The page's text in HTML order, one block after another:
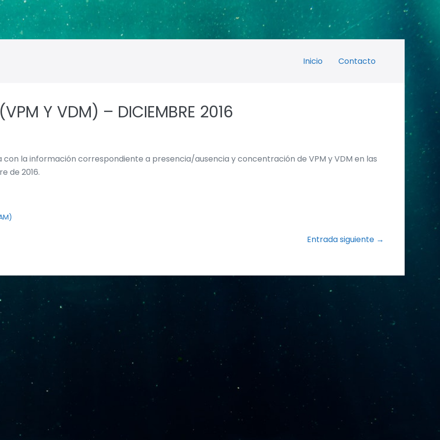
Inicio Contacto
Y VDM) – DICIEMBRE 2016
la información correspondiente a presencia/ausencia y concentración de VPM y VDM en las
de 2016.
Entrada siguiente →